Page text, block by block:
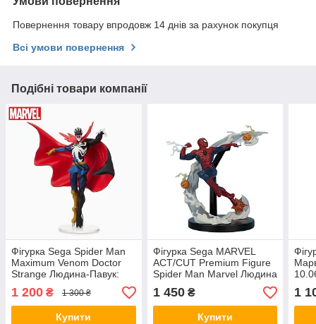
Повернення товару впродовж 14 днів за рахунок покупця
Всі умови повернення
Подібні товари компанії
Фігурка Sega Spider Man
Maximum Venom Doctor
Strange Людина-Павук:
Максимальний Веном 20
см S SM MV DS
1 200 ₴ 1 300 ₴
Купити
Фігурка Sega MARVEL
ACT/CUT Premium Figure
Spider Man Marvel Людина
Павук Марвел 15 см
SMAC SM 15
1 450₴
Купити
1